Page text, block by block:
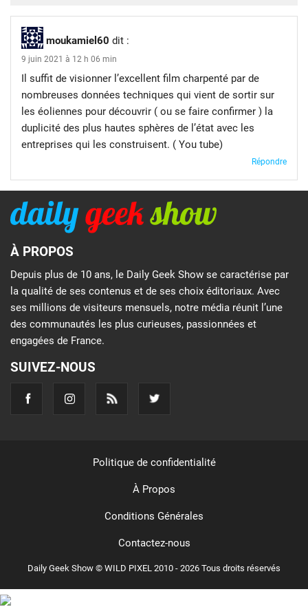
moukamiel60 dit :
9 juin 2021 à 12 h 06 min
Il suffit de visionner l’excellent film charpenté par de
nombreuses données techniques qui vient de sortir sur
les éoliennes pour découvrir ( ou se faire confirmer ) la
duplicité des plus hautes sphères de l’état avec les
entreprises qui les construisent. ( You tube)
Répondre
À PROPOS
Depuis plus de 10 ans, le Daily Geek Show se caractérise par
la qualité de ses contenus et de ses choix éditoriaux. Avec
ses millions de visiteurs mensuels, notre média réunit l’une
des communautés les plus curieuses, passionnées et
engagées de France.
SUIVEZ-NOUS
Daily Geek Show © WILD PIXEL 2010 - 2026 Tous droits réservés
Politique de confidentialité
À Propos
Conditions Générales
Contactez-nous